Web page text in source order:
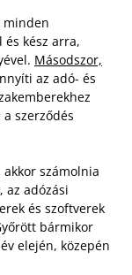
minden
kész arra,
Másodszor,
az adó- és
szerződés
akkor számolnia
az adózási
és szoftverek
bármikor
elején, közepén